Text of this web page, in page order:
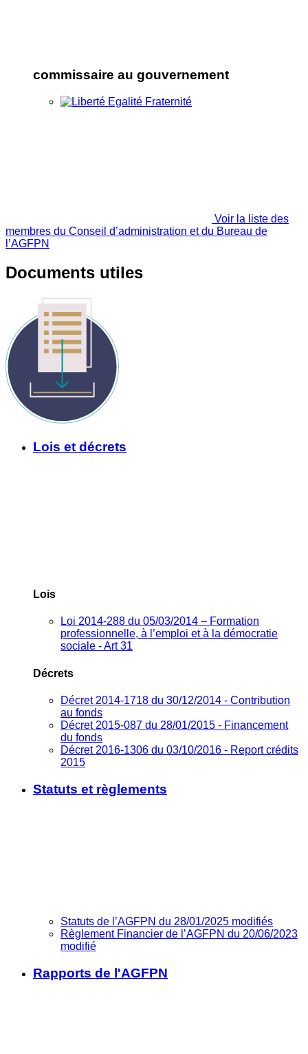
commissaire au gouvernement
Voir la liste des
membres du Conseil d’administration et du Bureau de
l’AGFPN
Documents utiles
Lois et décrets
Lois
Loi 2014-288 du 05/03/2014 – Formation
professionnelle, à l’emploi et à la démocratie
sociale - Art 31
Décrets
Décret 2014-1718 du 30/12/2014 - Contribution
au fonds
Décret 2015-087 du 28/01/2015 - Financement
du fonds
Décret 2016-1306 du 03/10/2016 - Report crédits
2015
Statuts et règlements
Statuts de l’AGFPN du 28/01/2025 modifiés
Règlement Financier de l’AGFPN du 20/06/2023
modifié
Rapports de l'AGFPN